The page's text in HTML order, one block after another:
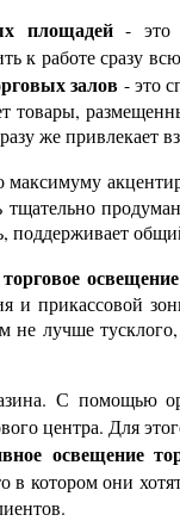
площадей- это
к работе сразу
залов - это
товары,
же привлекает
тщательно
поддерживает
торговое освещение
и прикассовой
лучше
С помощью
центра. Для
освещение
в котором они